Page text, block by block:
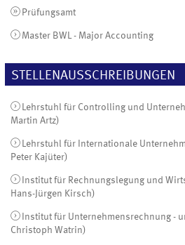
Prüfungsamt
Master BWL - Major Accounting
STELLENAUSSCHREIBUNGEN
Lehrstuhl für Controlling und
Martin Artz)
Lehrstuhl für Internationale
Peter Kajüter)
Institut für Rechnungslegung und
Hans-Jürgen Kirsch)
Institut für Unternehmensrechnung -
Christoph Watrin)